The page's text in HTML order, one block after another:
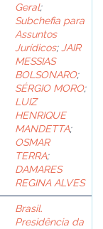
Geral;
Subchefia para
Assuntos
Jurídicos; JAIR
MESSIAS
BOLSONARO;
SÉRGIO MORO;
LUIZ
HENRIQUE
MANDETTA;
OSMAR
TERRA;
DAMARES
REGINA ALVES
Brasil.
Presidência da